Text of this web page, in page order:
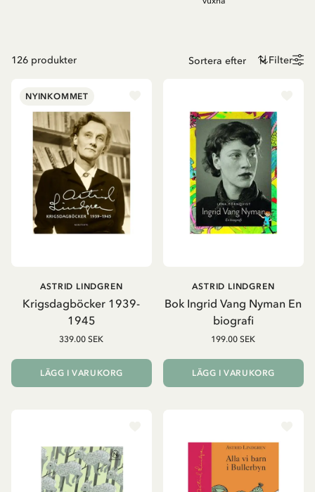
126 produkter Filter
NYINKOMMET
Krigsdagböcker 1939-
1945
ASTRID LINDGREN
339.00 SEK
LÄGG I VARUKORG
Bok Ingrid Vang Nyman En
biografi
ASTRID LINDGREN
199.00 SEK
LÄGG I VARUKORG